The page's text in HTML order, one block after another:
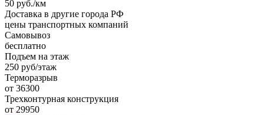
50 руб./км
Доставка в другие города РФ
цены транспортных компаний
Самовывоз
бесплатно
Подъем на этаж
250 руб/этаж
Терморазрыв
от 36300
Трехконтурная конструкция
от 29950